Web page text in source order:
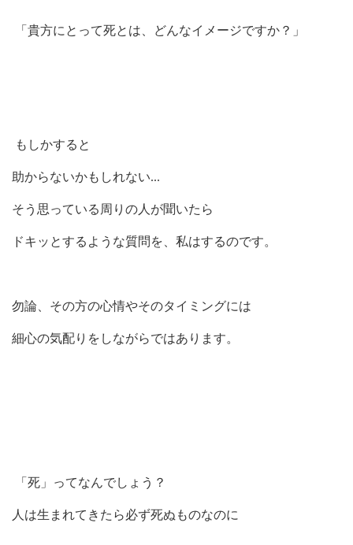
「貴方にとって死とは、どんなイメージですか？」
もしかすると
助からないかもしれない...
そう思っている周りの人が聞いたら
ドキッとするような質問を、私はするのです。
勿論、その方の心情やそのタイミングには
細心の気配りをしながらではあります。
「死」ってなんでしょう？
人は生まれてきたら必ず死ぬものなのに